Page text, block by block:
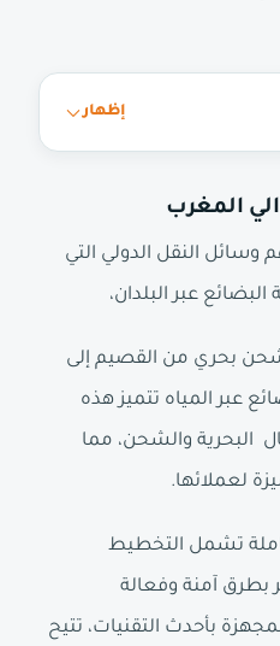
إظهار
المغرب
النقل الدولي التي
عبر البلدان،
شحن بحري من القصيم إلى
عبر المياه تتميز هذه
البحرية والشحن، مما
لعملائها.
تشمل التخطيط
بطرق آمنة وفعالة
بأحدث التقنيات، تتيح